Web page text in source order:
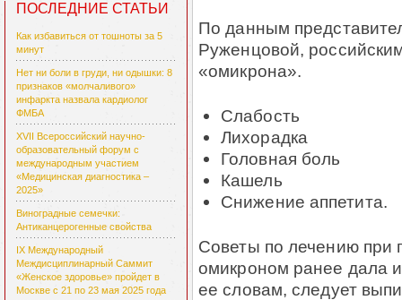
ПОСЛЕДНИЕ СТАТЬИ
Как избавиться от тошноты за 5
минут
Нет ни боли в груди, ни одышки: 8
признаков «молчаливого»
инфаркта назвала кардиолог
ФМБА
XVII Всероссийский научно-
образовательный форум с
международным участием
«Медицинская диагностика –
2025»
Виноградные семечки:
Антиканцерогенные свойства
IX Международный
Междисциплинарный Саммит
«Женское здоровье» пройдет в
Москве с 21 по 23 мая 2025 года
По данным
Руженцовой,
«омикрона».
Слабость
Лихорадка
Головная боль
Кашель
Снижение аппетита.
Советы по лечению при
омикроном ранее дала
ее словам, следует